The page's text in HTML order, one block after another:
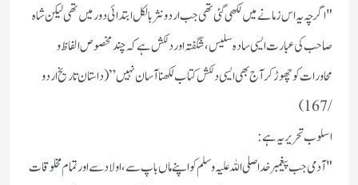
"اگرچہ یہ اس زمانے میں لکھی گئی تھی جب اردو نثر بالکل ابتدائی دور میں تھی لیکن شاہ
صاحب کی عبارت ایسی سادہ سلیس،شگفتہ اور دلکش ہے کہ چند مخصوص الفاظ و
محاورات کو چھوڑ کر آج بھی ایسی دلکش کتاب لکھنا آسان نہیں” (داستان تاریخ اردو
/167)
اسلوب تحریر یہ ہے:
"آدمی جب پیغمبر خدا صلی اللہ علیہ وسلم کو اپنے ماں باپ سے، اولاد سے اور تمام مخلوقات